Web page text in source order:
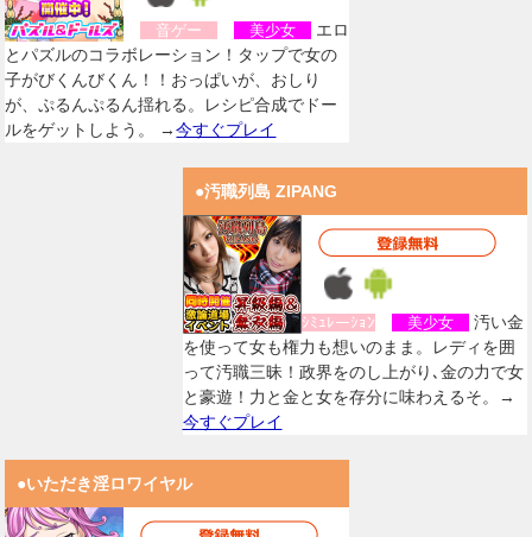
音ゲー 美少女
エロ
とパズルのコラボレーション！タップで女の
子がびくんびくん！！おっぱいが、おしり
が、ぷるんぷるん揺れる。レシピ合成でドー
ルをゲットしよう。 →今すぐプレイ
●汚職列島 ZIPANG
ｼﾐｭﾚーｼｮﾝ 美少女
汚い金
を使って女も権力も想いのまま。レディを囲
って汚職三昧！政界をのし上がり､金の力で女
と豪遊！力と金と女を存分に味わえるそ。→
今すぐプレイ
●いただき淫ロワイヤル